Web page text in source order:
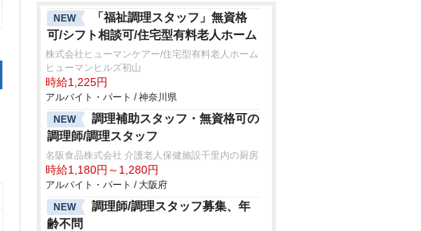
NEW
「福祉調理スタッフ」無資格
可/シフト相談可/住宅型有料老人ホーム
株式会社ヒューマンケアー/住宅型有料老人ホーム
ヒューマンヒルズ初山
時給1,225円
アルバイト・パート / 神奈川県
NEW
調理補助スタッフ・無資格可の
調理師/調理スタッフ
名阪食品株式会社 介護老人保健施設千里内の厨房
時給1,180円～1,280円
アルバイト・パート / 大阪府
NEW
調理師/調理スタッフ募集、年
齢不問